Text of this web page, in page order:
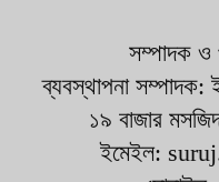
সম্পাদক
ব্যবস্থাপনা সম্পাদক:
১৯ বাজার
ইমেইল: